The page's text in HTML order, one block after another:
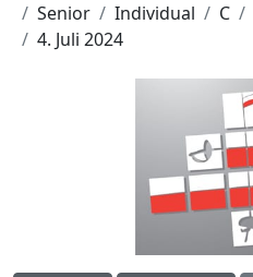
Senior
Individual C
4. Juli 2024